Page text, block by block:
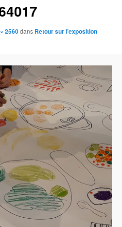
2560dans Retour sur l’exposition